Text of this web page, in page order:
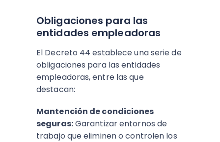
Obligaciones para las
entidades empleadoras
El Decreto 44 establece una serie de
obligaciones para las entidades
empleadoras, entre las que
destacan:
Mantención de condiciones
seguras:Garantizar entornos de
trabajo que eliminen o controlen los